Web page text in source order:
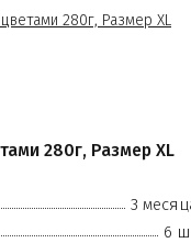
280г, Размер XL
3
6